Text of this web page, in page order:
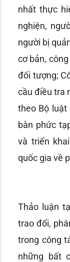
nhất thực
nghiện,
người bị
cơ bản,
đối tượng;
cầu điều tra
theo Bộ luật
bàn phức
và triển
quốc gia về
Thảo luận
trao đổi,
trong công
những bất